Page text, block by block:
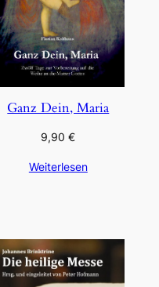
Ganz Dein, Maria
9,90€
Weiterlesen